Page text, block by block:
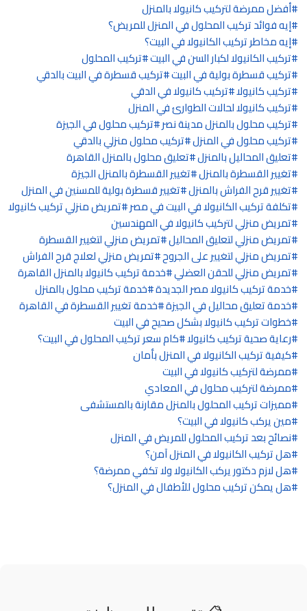
أفضل ممرضة لتركيب كانيولا بالمنزل
إيه فوائد تركيب المحلول في المنزل للمريض؟
إيه مخاطر تركيب الكانيولا في البيت؟
تركيب الكانيولا لكبار السن في البيت تركيب المحلول
تركيب قسطرة بولية في البيت تركيب قسطرة في البيت بالدقي
تركيب كانيولا تركيب كانيولا في الدقي
تركيب كانيولا لحالات الطوارئ في المنزل
تركيب محلول بالمنزل مدينة نصر تركيب محلول في الجيزة
تركيب محلول في المنزل تركيب محلول منزلي بالدقي
تعليق المحاليل بالمنزل تعليق محلول بالمنزل القاهرة
تغيير القسطرة بالمنزل تغيير القسطرة بالمنزل الجيزة
تغيير قرح الفراش بالمنزل تغيير قسطرة بولية للمسنين في المنزل
تكلفة تركيب الكانيولا في البيت في مصر تمريض منزلي تركيب كانيولا
تمريض منزلي لتركيب كانيولا في المهندسين
تمريض منزلي لتعليق المحاليل تمريض منزلي لتغيير القسطرة
تمريض منزلي لتغيير على الجروح تمريض منزلي لعلاج قرح الفراش
تمريض منزلي للحقن العضلي خدمة تركيب كانيولا بالمنزل القاهرة
خدمة تركيب كانيولا مصر الجديدة خدمة تركيب محلول بالمنزل
خدمة تعليق محاليل في الجيزة خدمة تغيير القسطرة في القاهرة
خطوات تركيب كانيولا بشكل صحيح في البيت
رعاية صحية تركيب كانيولا كام سعر تركيب المحلول في البيت؟
كيفية تركيب الكانيولا في المنزل بأمان
ممرضة لتركيب كانيولا في البيت
ممرضة لتركيب محلول في المعادي
مميزات تركيب المحلول بالمنزل مقارنة بالمستشفى
مين يركب كانيولا في البيت؟
نصائح بعد تركيب المحلول للمريض في المنزل
هل تركيب الكانيولا في المنزل آمن؟
هل لازم دكتور يركب الكانيولا ولا تكفي ممرضة؟
هل يمكن تركيب محلول للأطفال في المنزل؟